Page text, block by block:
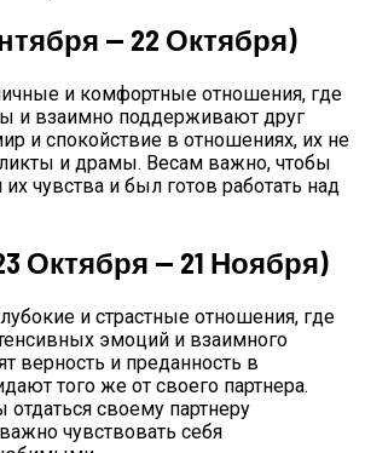
— 22 Октября)
и комфортные отношения, где
и взаимно поддерживают друг
и спокойствие в отношениях, их не
и драмы. Весам важно, чтобы
чувства и был готов работать над
Октября — 21 Ноября)
и страстные отношения, где
эмоций и взаимного
верность и преданность в
того же от своего партнера.
своему партнеру
чувствовать себя